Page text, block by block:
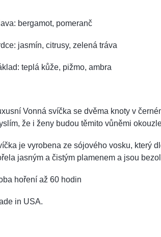
bergamot, pomeranč
jasmín, citrusy, zelená tráva
teplá kůže, pižmo, ambra
Vonná svíčka se dvěma knoty v
že i ženy budou těmito vůněmi
je vyrobena ze sójového vosku, který
jasným a čistým plamenem a jsou
hoření až 60 hodin
in USA.